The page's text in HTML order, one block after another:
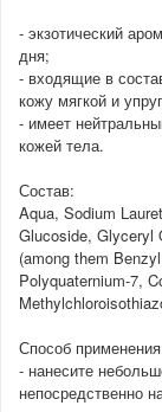
- экзотический
дня;
- входящие в
кожу мягкой и
- имеет
кожей тела.
Состав:
Aqua, Sodium
Glucoside, Glyceryl
(among them
Polyquaternium-7,
Способ
- нанесите
непосредственно